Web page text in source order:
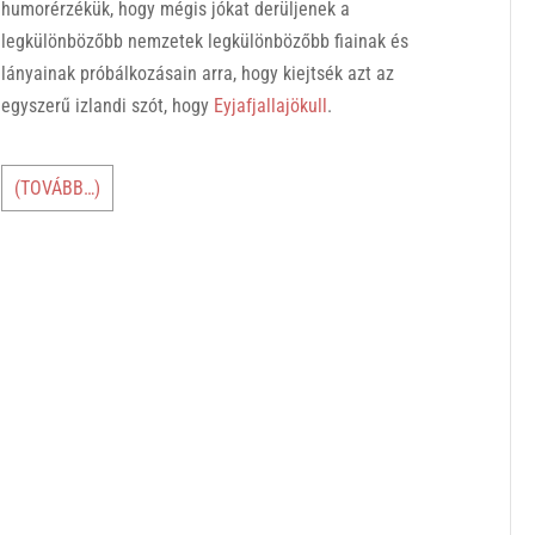
humorérzékük, hogy mégis jókat derüljenek a
legkülönbözőbb nemzetek legkülönbözőbb fiainak és
lányainak próbálkozásain arra, hogy kiejtsék azt az
egyszerű izlandi szót, hogy Eyjafjallajökull.
(TOVÁBB…)